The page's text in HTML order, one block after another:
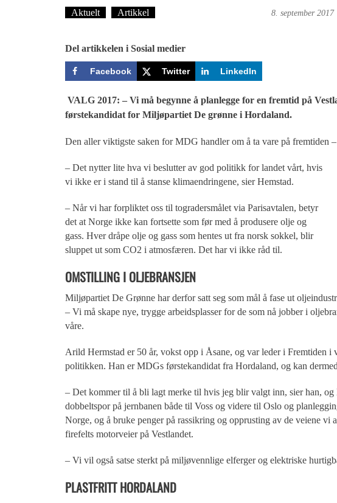
Aktuelt Artikkel 8. september 2017
Del artikkelen i Sosial medier
Facebook Twitter LinkedIn
VALG 2017: – Vi må begynne å planlegge for en fremtid på
førstekandidat for Miljøpartiet De grønne i Hordaland.
Den aller viktigste saken for MDG handler om å ta vare på fremtiden
– Det nytter lite hva vi beslutter av god politikk for landet vårt, hvis
vi ikke er i stand til å stanse klimaendringene, sier Hemstad.
– Når vi har forpliktet oss til togradersmålet via Parisavtalen, betyr
det at Norge ikke kan fortsette som før med å produsere olje og
gass. Hver dråpe olje og gass som hentes ut fra norsk sokkel, blir
sluppet ut som CO2 i atmosfæren. Det har vi ikke råd til.
OMSTILLING I OLJEBRANSJEN
Miljøpartiet De Grønne har derfor satt seg som mål å fase ut
– Vi må skape nye, trygge arbeidsplasser for de som nå jobber i
våre.
Arild Hermstad er 50 år, vokst opp i Åsane, og var leder i Fremtiden i
politikken. Han er MDGs førstekandidat fra Hordaland, og kan
– Det kommer til å bli lagt merke til hvis jeg blir valgt inn, sier han,
dobbeltspor på jernbanen både til Voss og videre til Oslo og
Norge, og å bruke penger på rassikring og opprusting av de veiene vi
firefelts motorveier på Vestlandet.
– Vi vil også satse sterkt på miljøvennlige elferger og elektriske
PLASTFRITT HORDALAND